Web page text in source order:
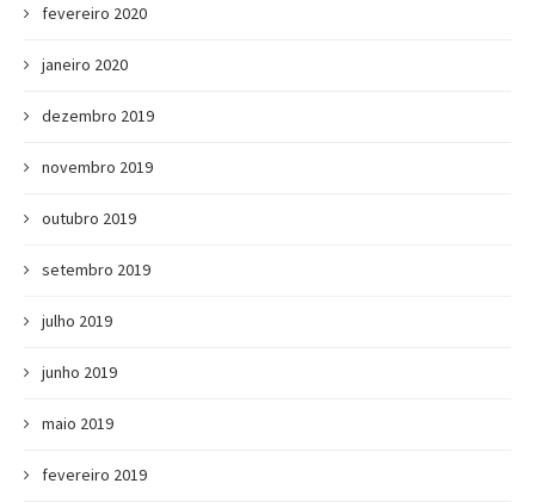
fevereiro 2020
janeiro 2020
dezembro 2019
novembro 2019
outubro 2019
setembro 2019
julho 2019
junho 2019
maio 2019
fevereiro 2019